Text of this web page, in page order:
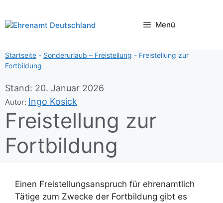
Inhalt
springen
Menü
Startseite - Sonderurlaub – Freistellung - Freistellung zur
Fortbildung
Stand: 20. Januar 2026
Autor: Ingo Kosick
Freistellung zur
Fortbildung
Einen Freistellungsanspruch für ehrenamtlich
Tätige zum Zwecke der Fortbildung gibt es